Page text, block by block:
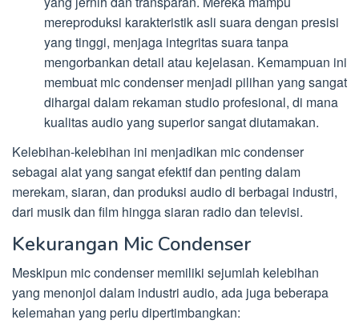
mereproduksi karakteristik asli suara dengan presisi
yang tinggi, menjaga integritas suara tanpa
mengorbankan detail atau kejelasan. Kemampuan ini
membuat mic condenser menjadi pilihan yang sangat
dihargai dalam rekaman studio profesional, di mana
kualitas audio yang superior sangat diutamakan.
Kelebihan-kelebihan ini menjadikan mic condenser
sebagai alat yang sangat efektif dan penting dalam
merekam, siaran, dan produksi audio di berbagai industri,
dari musik dan film hingga siaran radio dan televisi.
Kekurangan Mic Condenser
Meskipun mic condenser memiliki sejumlah kelebihan
yang menonjol dalam industri audio, ada juga beberapa
kelemahan yang perlu dipertimbangkan: